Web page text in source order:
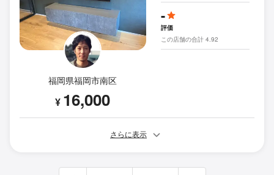
福岡県福岡市南区
¥ 16,000
-
評価
この店舗の合計 4.92
さらに表示